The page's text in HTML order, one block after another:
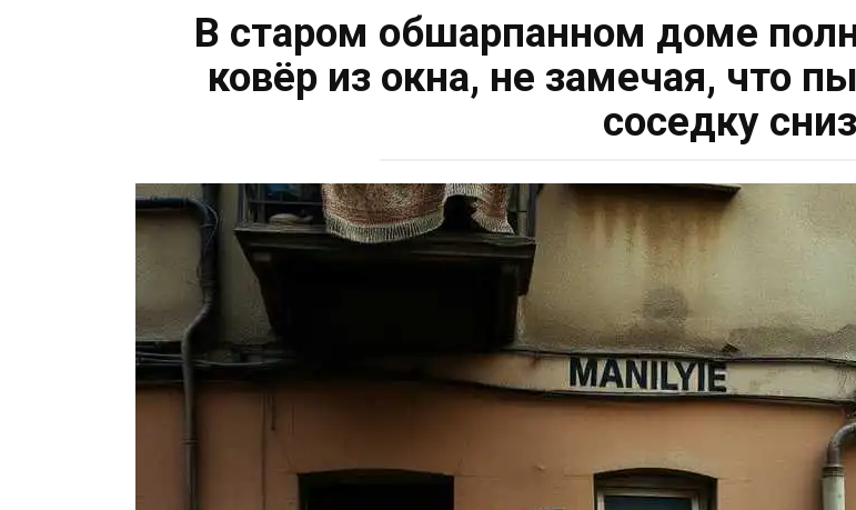
В старом обшарпанном доме
ковёр из окна, не замечая, что
соседку